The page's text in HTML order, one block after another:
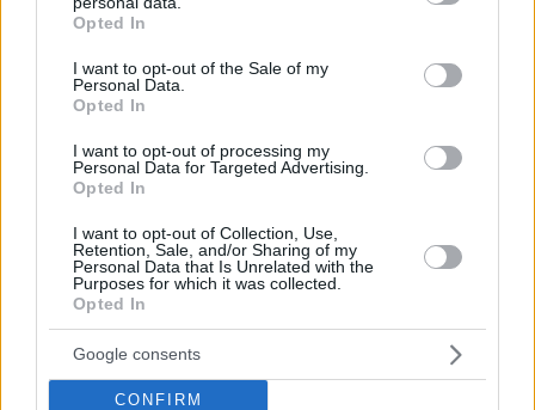
grant or deny consent to Google and its third-party tags to
use your data for below specified purposes in below Google
consent section.
Opted In
I want to opt-out of the Sale of my
Personal Data.
Opted In
I want to opt-out of processing my
Personal Data for Targeted Advertising.
Opted In
I want to opt-out of Collection, Use,
Retention, Sale, and/or Sharing of my
Personal Data that Is Unrelated with the
Purposes for which it was collected.
Opted In
Google consents
CONFIRM